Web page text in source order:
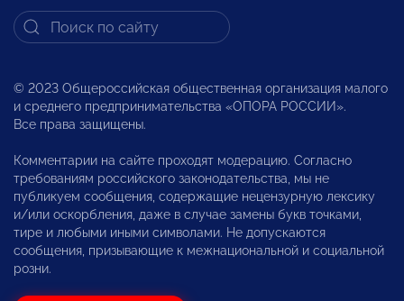
© 2023 Общероссийская общественная организация малого
и среднего предпринимательства «ОПОРА РОССИИ».
Все права защищены.
Комментарии на сайте проходят модерацию. Согласно
требованиям российского законодательства, мы не
публикуем сообщения, содержащие нецензурную лексику
и/или оскорбления, даже в случае замены букв точками,
тире и любыми иными символами. Не допускаются
сообщения, призывающие к межнациональной и социальной
розни.